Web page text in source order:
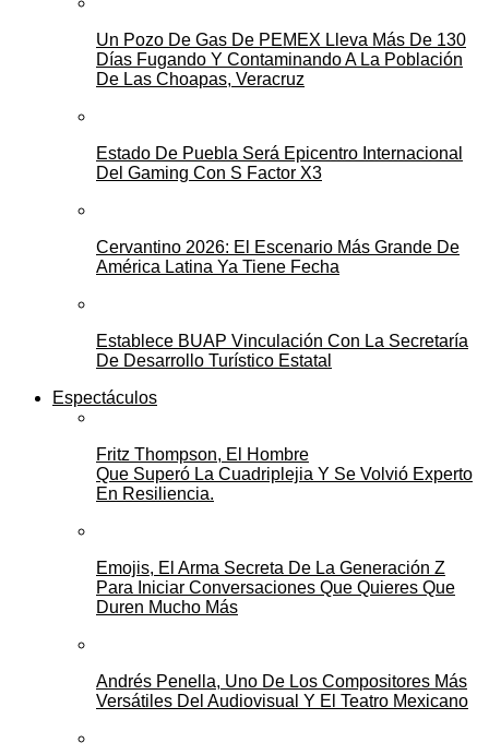
Un Pozo De Gas De PEMEX Lleva Más De 130
Días Fugando Y Contaminando A La Población
De Las Choapas, Veracruz
Estado De Puebla Será Epicentro Internacional
Del Gaming Con S Factor X3
Cervantino 2026: El Escenario Más Grande De
América Latina Ya Tiene Fecha
Establece BUAP Vinculación Con La Secretaría
De Desarrollo Turístico Estatal
Espectáculos
Fritz Thompson, El Hombre
Que Superó La Cuadriplejia Y Se Volvió Experto
En Resiliencia.
Emojis, El Arma Secreta De La Generación Z
Para Iniciar Conversaciones Que Quieres Que
Duren Mucho Más
Andrés Penella, Uno De Los Compositores Más
Versátiles Del Audiovisual Y El Teatro Mexicano